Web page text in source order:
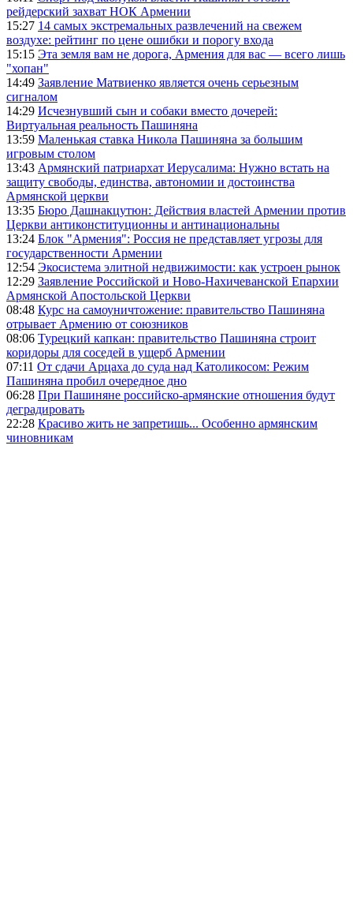
рейдерский захват НОК Армении
15:27 14 самых экстремальных развлечений на свежем
воздухе: рейтинг по цене ошибки и порогу входа
15:15 Эта земля вам не дорога, Армения для вас — всего лишь
"хопан"
14:49 Заявление Матвиенко является очень серьезным
сигналом
14:29 Исчезнувший сын и собаки вместо дочерей:
Виртуальная реальность Пашиняна
13:59 Маленькая ставка Никола Пашиняна за большим
игровым столом
13:43 Армянский патриархат Иерусалима: Нужно встать на
защиту свободы, единства, автономии и достоинства
Армянской церкви
13:35 Бюро Дашнакцутюн: Действия властей Армении против
Церкви антиконституционны и антинациональны
13:24 Блок "Армения": Россия не представляет угрозы для
государственности Армении
12:54 Экосистема элитной недвижимости: как устроен рынок
12:29 Заявление Российской и Ново-Нахичеванской Епархии
Армянской Апостольской Церкви
08:48 Курс на самоуничтожение: правительство Пашиняна
отрывает Армению от союзников
08:06 Турецкий капкан: правительство Пашиняна строит
коридоры для соседей в ущерб Армении
07:11 От сдачи Арцаха до суда над Католикосом: Режим
Пашиняна пробил очередное дно
06:28 При Пашиняне российско-армянские отношения будут
деградировать
22:28 Красиво жить не запретишь... Особенно армянским
чиновникам